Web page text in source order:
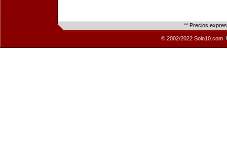
** Precios
© 2002/2022 Solo10.com